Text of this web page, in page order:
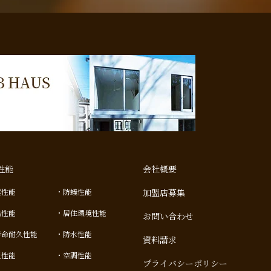
能
能
能
耐久性能
能
防蟻性能
居住環境性能
防水性能
空調性能
会社概要
加盟店募集
お問い合わせ
資料請求
プライバシーポリシー